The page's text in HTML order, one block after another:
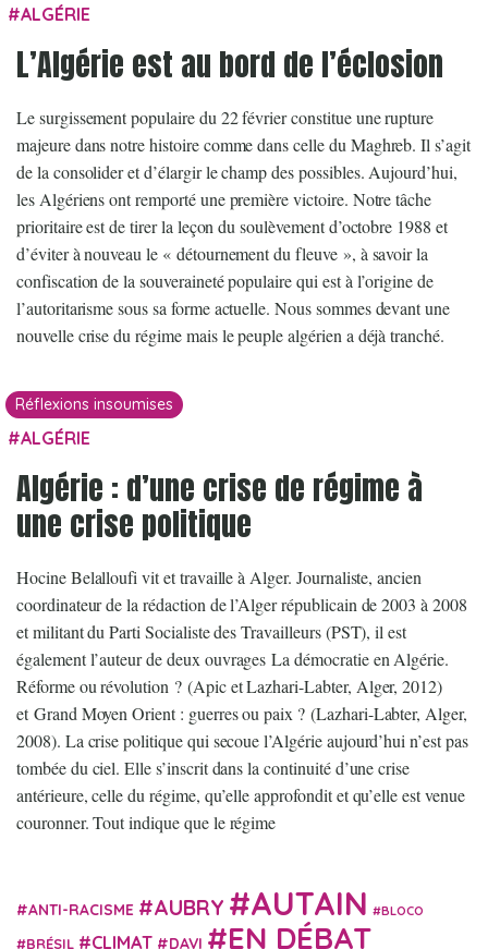
ALGÉRIE
L’Algérie est au bord de l’éclosion
Le surgissement populaire du 22 février constitue une rupture
majeure dans notre histoire comme dans celle du Maghreb. Il s’agit
de la consolider et d’élargir le champ des possibles. Aujourd’hui,
les Algériens ont remporté une première victoire. Notre tâche
prioritaire est de tirer la leçon du soulèvement d’octobre 1988 et
d’éviter à nouveau le « détournement du fleuve », à savoir la
confiscation de la souveraineté populaire qui est à l’origine de
l’autoritarisme sous sa forme actuelle. Nous sommes devant une
nouvelle crise du régime mais le peuple algérien a déjà tranché.
Réflexions insoumises
ALGÉRIE
Algérie : d’une crise de régime à
une crise politique
Hocine Belalloufi vit et travaille à Alger. Journaliste, ancien
coordinateur de la rédaction de l’Alger républicain de 2003 à 2008
et militant du Parti Socialiste des Travailleurs (PST), il est
également l’auteur de deux ouvrages La démocratie en Algérie.
Réforme ou révolution ? (Apic et Lazhari-Labter, Alger, 2012)
et Grand Moyen Orient : guerres ou paix ? (Lazhari-Labter, Alger,
2008). La crise politique qui secoue l’Algérie aujourd’hui n’est pas
tombée du ciel. Elle s’inscrit dans la continuité d’une crise
antérieure, celle du régime, qu’elle approfondit et qu’elle est venue
couronner. Tout indique que le régime
ANTI-RACISME AUBRY AUTAIN BLOCO
BRÉSIL CLIMAT DAVI EN DÉBAT